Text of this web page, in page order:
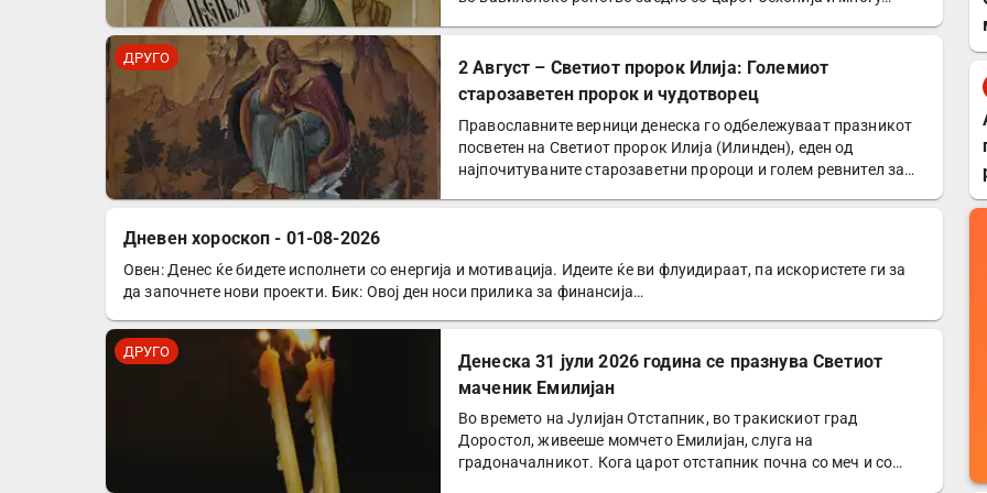
ДРУГО
2 Август – Светиот пророк Илија: Големиот
старозаветен пророк и чудотворец
Православните верници денеска го одбележуваат празникот
посветен на Светиот пророк Илија (Илинден), еден од
најпочитуваните старозаветни пророци и голем ревнител за…
ДРУГО
Дневен хороскоп - 01-08-2026
Овен: Денес ќе бидете исполнети со енергија и мотивација. Идеите ќе ви флуидираат, па искористете ги за
да започнете нови проекти. Бик: Овој ден носи прилика за финансија…
ДРУГО
Денеска 31 јули 2026 година се празнува Светиот
маченик Емилијан
Во времето на Јулијан Отстапник, во тракискиот град
Доростол, живееше момчето Емилијан, слуга на
градоначалникот. Кога царот отстапник почна со меч и со